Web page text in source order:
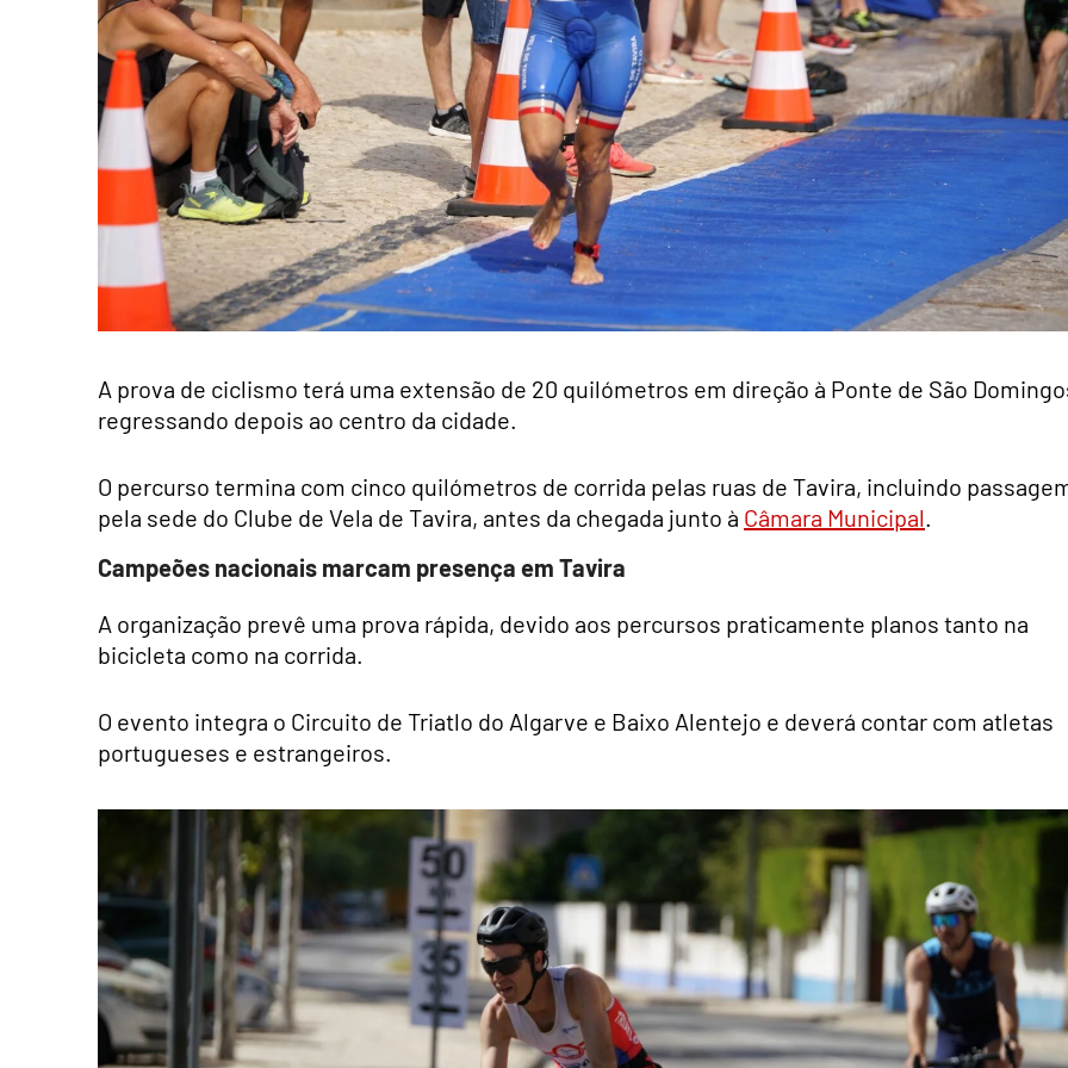
A prova de ciclismo terá uma extensão de 20 quilómetros em direção à Ponte de São
regressando depois ao centro da cidade.
O percurso termina com cinco quilómetros de corrida pelas ruas de Tavira, incluindo
pela sede do Clube de Vela de Tavira, antes da chegada junto à Câmara Municipal.
Campeões nacionais marcam presença em Tavira
A organização prevê uma prova rápida, devido aos percursos praticamente planos tanto na
bicicleta como na corrida.
O evento integra o Circuito de Triatlo do Algarve e Baixo Alentejo e deverá contar com atletas
portugueses e estrangeiros.